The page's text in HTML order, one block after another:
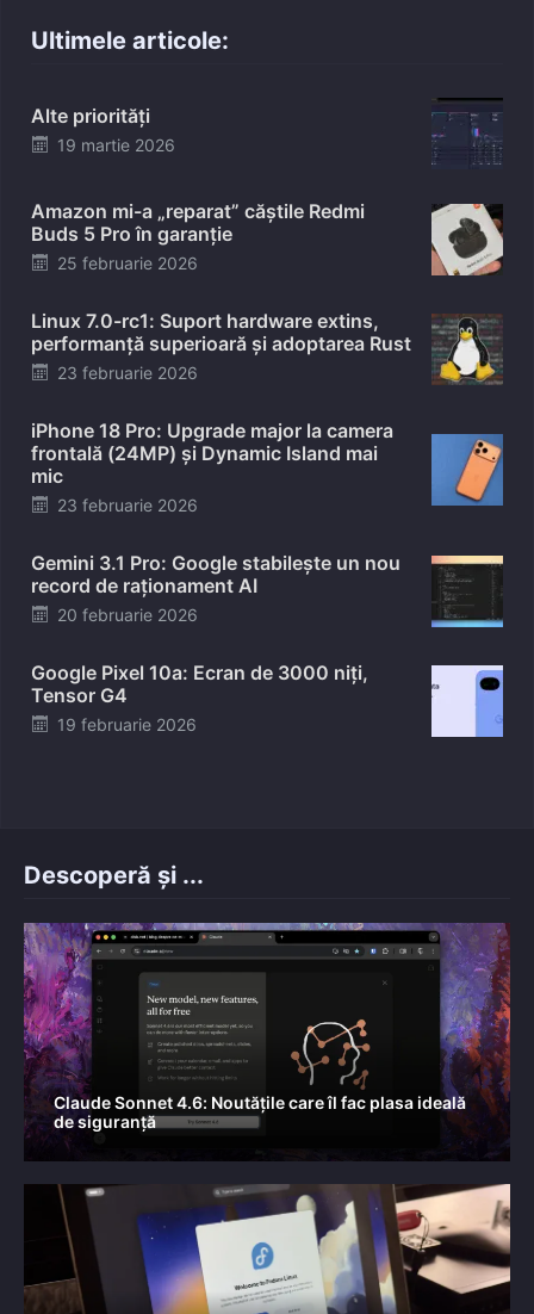
Ultimele articole:
Alte priorități
Posted
19 martie 2026
Amazon mi-a „reparat” căștile Redmi
Buds 5 Pro în garanție
Posted
25 februarie 2026
Linux 7.0-rc1: Suport hardware extins,
performanță superioară și adoptarea Rust
Posted
23 februarie 2026
iPhone 18 Pro: Upgrade major la camera
frontală (24MP) și Dynamic Island mai
mic
Posted
23 februarie 2026
Gemini 3.1 Pro: Google stabilește un nou
record de raționament AI
Posted
20 februarie 2026
Google Pixel 10a: Ecran de 3000 niți,
Tensor G4
Posted
19 februarie 2026
Descoperă și ...
Claude Sonnet 4.6: Noutățile care îl fac plasa ideală
de siguranță